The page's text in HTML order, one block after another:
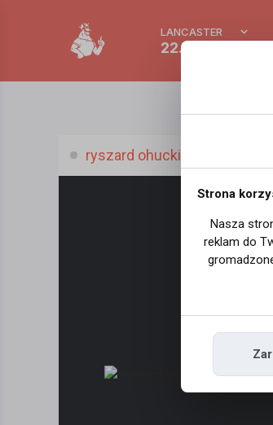
LANCASTER
22.9 °C
ryszard ohucki1 ohucki, (50 l.)
Strona
Nasza
reklam do